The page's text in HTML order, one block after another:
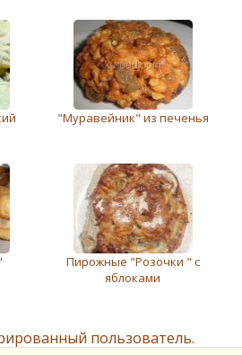
"Муравейник" из печенья
Пирожные "Розочки " с
яблоками
пользователь.